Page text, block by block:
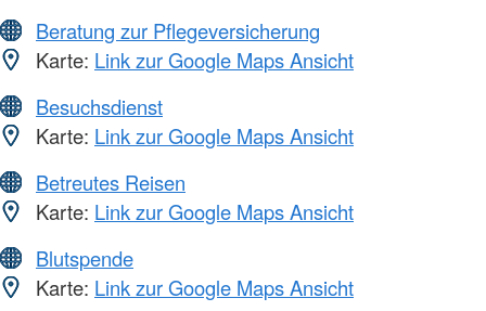
Beratung zur Pflegeversicherung
Karte: Link zur Google Maps Ansicht
Besuchsdienst
Karte: Link zur Google Maps Ansicht
Betreutes Reisen
Karte: Link zur Google Maps Ansicht
Blutspende
Karte: Link zur Google Maps Ansicht